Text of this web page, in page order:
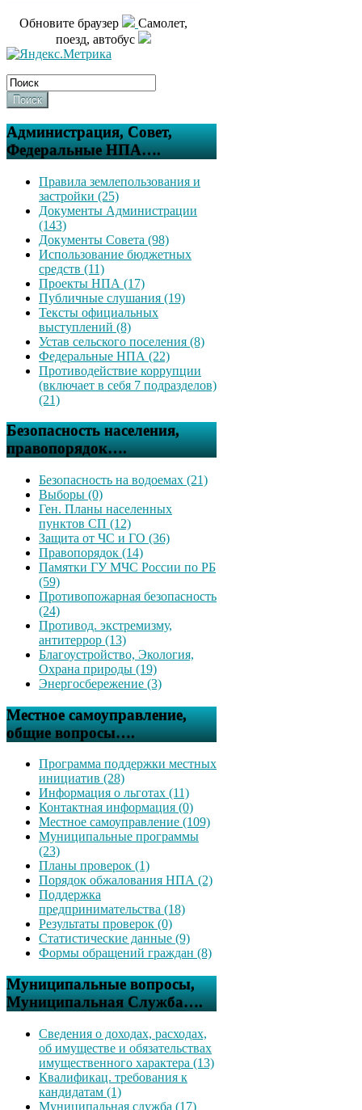
Обновите браузер
Самолет,
поезд, автобус
Поиск
Администрация, Совет,
Федеральные НПА….
Правила землепользования и
застройки (25)
Документы Администрации
(143)
Документы Совета (98)
Использование бюджетных
средств (11)
Проекты НПА (17)
Публичные слушания (19)
Тексты официальных
выступлений (8)
Устав сельского поселения (8)
Федеральные НПА (22)
Противодействие коррупции
(включает в себя 7 подразделов)
(21)
Безопасность населения,
правопорядок….
Безопасность на водоемах (21)
Выборы (0)
Ген. Планы населенных
пунктов СП (12)
Защита от ЧС и ГО (36)
Правопорядок (14)
Памятки ГУ МЧС России по РБ
(59)
Противопожарная безопасность
(24)
Противод. экстремизму,
антитеррор (13)
Благоустройство, Экология,
Охрана природы (19)
Энергосбережение (3)
Местное самоуправление,
общие вопросы….
Программа поддержки местных
инициатив (28)
Информация о льготах (11)
Контактная информация (0)
Местное самоуправление (109)
Муниципальные программы
(23)
Планы проверок (1)
Порядок обжалования НПА (2)
Поддержка
предпринимательства (18)
Результаты проверок (0)
Статистические данные (9)
Формы обращений граждан (8)
Муниципальные вопросы,
Муниципальная Служба….
Сведения о доходах, расходах,
об имуществе и обязательствах
имущественного характера (13)
Квалификац. требования к
кандидатам (1)
Муниципальная служба (17)